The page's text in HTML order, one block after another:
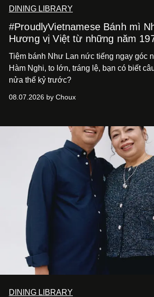
DINING LIBRARY
#ProudlyVietnamese Bánh mì
Hương vị Việt từ những năm
Tiệm bánh Như Lan nức tiếng ngay góc
Hàm Nghi, to lớn, tráng lệ, bạn có biết
nửa thế kỷ trước?
08.07.2026 by Choux
DINING LIBRARY